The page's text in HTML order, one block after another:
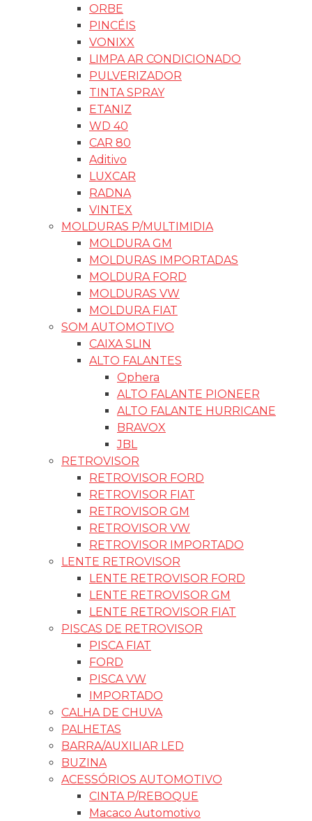
ORBE
PINCÉIS
VONIXX
LIMPA AR CONDICIONADO
PULVERIZADOR
TINTA SPRAY
ETANIZ
WD 40
CAR 80
Aditivo
LUXCAR
RADNA
VINTEX
MOLDURAS P/MULTIMIDIA
MOLDURA GM
MOLDURAS IMPORTADAS
MOLDURA FORD
MOLDURAS VW
MOLDURA FIAT
SOM AUTOMOTIVO
CAIXA SLIN
ALTO FALANTES
Ophera
ALTO FALANTE PIONEER
ALTO FALANTE HURRICANE
BRAVOX
JBL
RETROVISOR
RETROVISOR FORD
RETROVISOR FIAT
RETROVISOR GM
RETROVISOR VW
RETROVISOR IMPORTADO
LENTE RETROVISOR
LENTE RETROVISOR FORD
LENTE RETROVISOR GM
LENTE RETROVISOR FIAT
PISCAS DE RETROVISOR
PISCA FIAT
FORD
PISCA VW
IMPORTADO
CALHA DE CHUVA
PALHETAS
BARRA/AUXILIAR LED
BUZINA
ACESSÓRIOS AUTOMOTIVO
CINTA P/REBOQUE
Macaco Automotivo